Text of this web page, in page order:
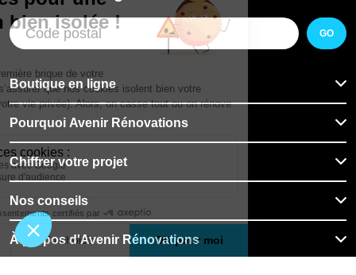
GO
Boutique en ligne
Pourquoi Avenir Rénovations
Chiffrer votre projet
Nos conseils
À propos d'Avenir Rénovations